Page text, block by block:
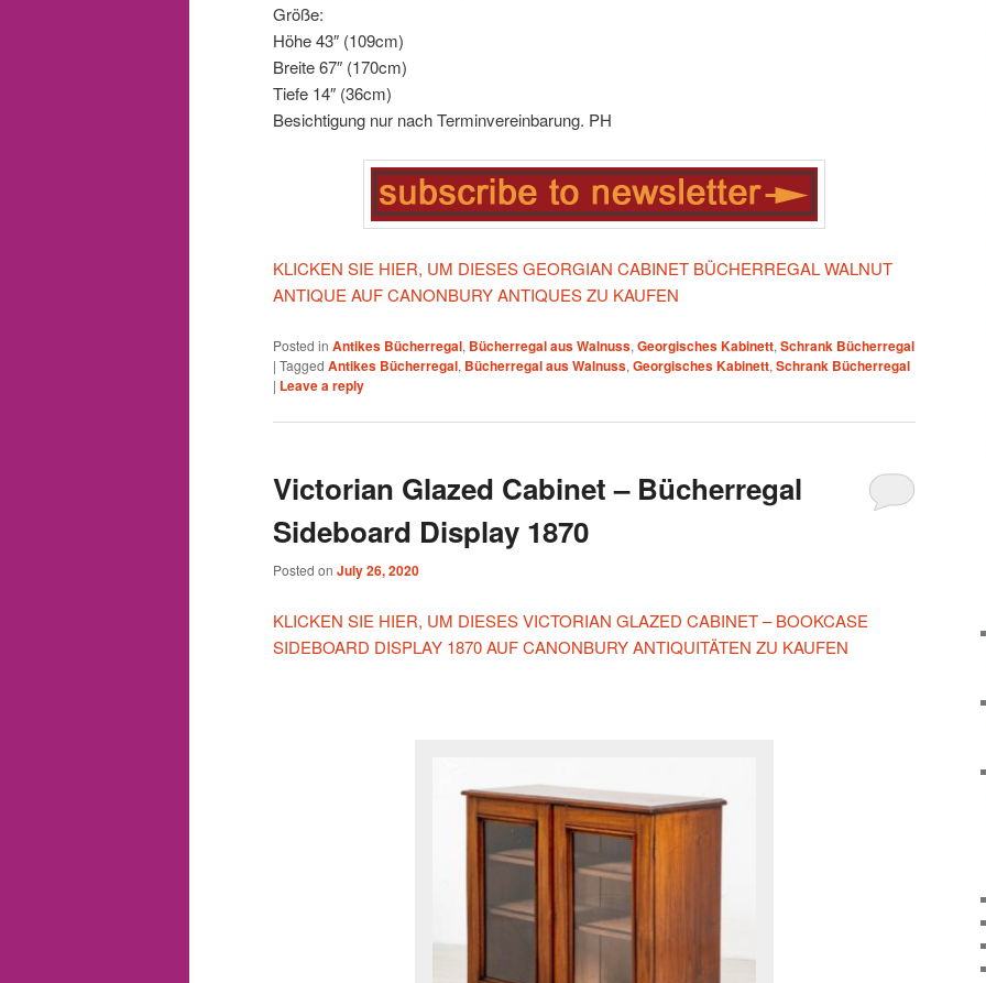
Größe:
Höhe 43″ (109cm)
Breite 67″ (170cm)
Tiefe 14″ (36cm)
Besichtigung nur nach Terminvereinbarung. PH
KLICKEN SIE HIER, UM DIESES GEORGIAN CABINET BÜCHERREGAL WALNUT
ANTIQUE AUF CANONBURY ANTIQUES ZU KAUFEN
Posted in Antikes Bücherregal, Bücherregal aus Walnuss, Georgisches Kabinett, Schrank Bücherregal
| Tagged Antikes Bücherregal, Bücherregal aus Walnuss, Georgisches Kabinett, Schrank Bücherregal
| Leave a reply
Victorian Glazed Cabinet – Bücherregal
Sideboard Display 1870
Posted on July 26, 2020
KLICKEN SIE HIER, UM DIESES VICTORIAN GLAZED CABINET – BOOKCASE
SIDEBOARD DISPLAY 1870 AUF CANONBURY ANTIQUITÄTEN ZU KAUFEN